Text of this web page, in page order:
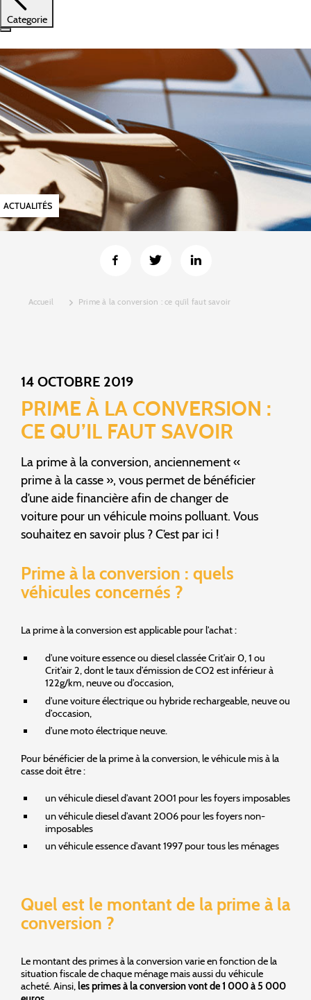
Categorie
ACTUALITÉS
Accueil Prime à la conversion : ce qu’il faut savoir
14 OCTOBRE 2019
PRIME À LA CONVERSION :
CE QU’IL FAUT SAVOIR
La prime à la conversion, anciennement «
prime à la casse », vous permet de bénéficier
d’une aide financière afin de changer de
voiture pour un véhicule moins polluant. Vous
souhaitez en savoir plus ? C’est par ici !
Prime à la conversion : quels
véhicules concernés ?
La prime à la conversion est applicable pour l’achat :
d’une voiture essence ou diesel classée Crit’air 0, 1 ou
Crit’air 2, dont le taux d’émission de CO2 est inférieur à
122g/km, neuve ou d’occasion,
d’une voiture électrique ou hybride rechargeable, neuve ou
d’occasion,
d’une moto électrique neuve.
Pour bénéficier de la prime à la conversion, le véhicule mis à la
casse doit être :
un véhicule diesel d’avant 2001 pour les foyers imposables
un véhicule diesel d’avant 2006 pour les foyers non-
imposables
un véhicule essence d’avant 1997 pour tous les ménages
Quel est le montant de la prime à la
conversion ?
Le montant des primes à la conversion varie en fonction de la
situation fiscale de chaque ménage mais aussi du véhicule
acheté. Ainsi,les primes à la conversion vont de 1 000 à 5 000